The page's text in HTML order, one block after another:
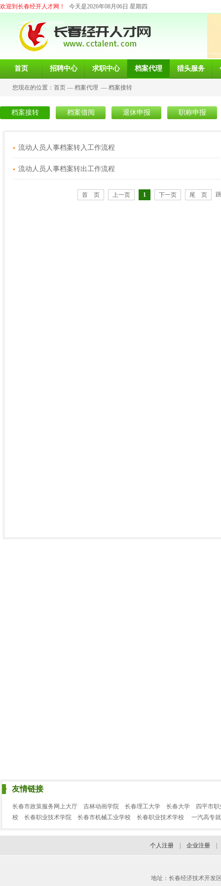
欢迎到长春经开人才网！ 今天是2026年08月06日 星期四
首页 招聘中心 求职中心 档案代理 猎头服务
您现在的位置： 首页 — 档案代理 — 档案接转
档案接转 档案借阅 退休申报 职称申报
流动人员人事档案转入工作流程
流动人员人事档案转出工作流程
首 页 上一页 1 下一页 尾 页
友情链接
长春市政策服务网上大厅 吉林动画学院 长春理工大学 长春大学
四平市
校
长春职业技术学院 长春市机械工业学校 长春职业技术学校 一汽高专
个人注册 企业注册
地址：长春经济技术开发